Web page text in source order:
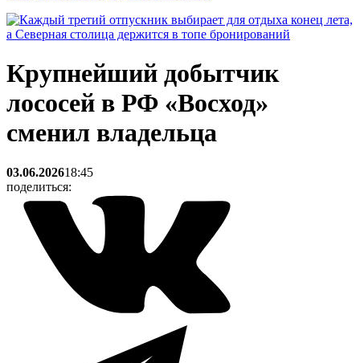
Крупнейший добытчик
лососей в РФ «Восход»
сменил владельца
03.06.202618:45
поделиться: